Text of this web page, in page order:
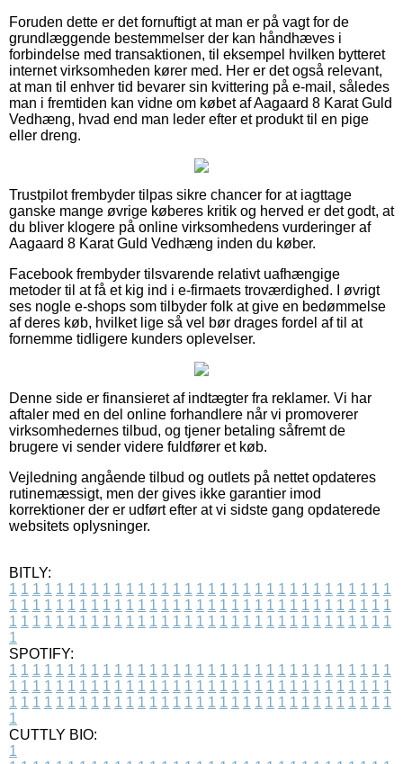
Foruden dette er det fornuftigt at man er på vagt for de
grundlæggende bestemmelser der kan håndhæves i
forbindelse med transaktionen, til eksempel hvilken bytteret
internet virksomheden kører med. Her er det også relevant,
at man til enhver tid bevarer sin kvittering på e-mail, således
man i fremtiden kan vidne om købet af Aagaard 8 Karat Guld
Vedhæng, hvad end man leder efter et produkt til en pige
eller dreng.
Trustpilot frembyder tilpas sikre chancer for at iagttage
ganske mange øvrige køberes kritik og herved er det godt, at
du bliver klogere på online virksomhedens vurderinger af
Aagaard 8 Karat Guld Vedhæng inden du køber.
Facebook frembyder tilsvarende relativt uafhængige
metoder til at få et kig ind i e-firmaets troværdighed. I øvrigt
ses nogle e-shops som tilbyder folk at give en bedømmelse
af deres køb, hvilket lige så vel bør drages fordel af til at
fornemme tidligere kunders oplevelser.
Denne side er finansieret af indtægter fra reklamer. Vi har
aftaler med en del online forhandlere når vi promoverer
virksomhedernes tilbud, og tjener betaling såfremt de
brugere vi sender videre fuldfører et køb.
Vejledning angående tilbud og outlets på nettet opdateres
rutinemæssigt, men der gives ikke garantier imod
korrektioner der er udført efter at vi sidste gang opdaterede
websitets oplysninger.
BITLY:
1 1 1 1 1 1 1 1 1 1 1 1 1 1 1 1 1 1 1 1 1 1 1 1 1 1 1 1 1 1 1 1 1
1 1 1 1 1 1 1 1 1 1 1 1 1 1 1 1 1 1 1 1 1 1 1 1 1 1 1 1 1 1 1 1 1
1 1 1 1 1 1 1 1 1 1 1 1 1 1 1 1 1 1 1 1 1 1 1 1 1 1 1 1 1 1 1 1 1
1
SPOTIFY:
1 1 1 1 1 1 1 1 1 1 1 1 1 1 1 1 1 1 1 1 1 1 1 1 1 1 1 1 1 1 1 1 1
1 1 1 1 1 1 1 1 1 1 1 1 1 1 1 1 1 1 1 1 1 1 1 1 1 1 1 1 1 1 1 1 1
1 1 1 1 1 1 1 1 1 1 1 1 1 1 1 1 1 1 1 1 1 1 1 1 1 1 1 1 1 1 1 1 1
1
CUTTLY BIO:
1